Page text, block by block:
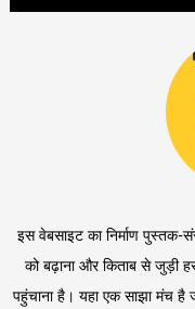
इस वेबसाइट का निर्माण पुस्तक-
को बढ़ाना और किताब से जुड़ी
पहुंचाना है। यहा एक साझा मंच है